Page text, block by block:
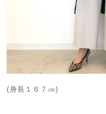
(身長１６７㎝)